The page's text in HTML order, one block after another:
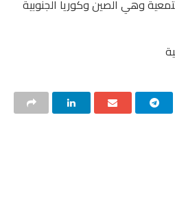
وهي الصين وكوريا الجنوبية